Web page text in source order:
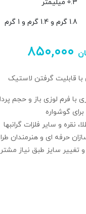
0.3 میلیمتر
1.8 گرم و 1.4 گرم و 1 گرم
۸۵۰,۰۰۰
با قابلیت گرفتن لاستیک
با فرم لوزی باز و حجم‌
گوشواره
نقره و سایر فلزات گرانبها
حرفه‌ ای و هنرمندان
سایز طبق نیاز